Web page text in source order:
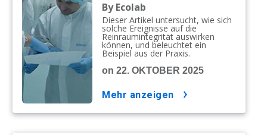
By Ecolab
Dieser Artikel untersucht, wie sich
solche Ereignisse auf die
Reinraumintegrität auswirken
können, und beleuchtet ein
Beispiel aus der Praxis.
on 22. OKTOBER 2025
mehr anzeigen